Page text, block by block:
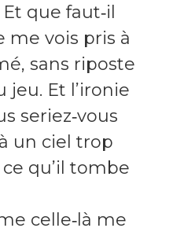
que faut‑il
me vois pris à
sans riposte
jeu. Et l’ironie
seriez‑vous
un ciel trop
ce qu’il tombe
celle‑là me